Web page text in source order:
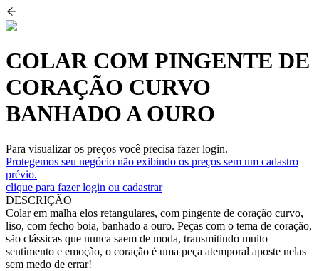
COLAR COM PINGENTE DE
CORAÇÃO CURVO
BANHADO A OURO
Para visualizar os preços você precisa fazer login.
Protegemos seu negócio não exibindo os preços sem um cadastro
prévio.
clique para fazer login ou cadastrar
DESCRIÇÃO
Colar em malha elos retangulares, com pingente de coração curvo,
liso, com fecho boia, banhado a ouro. Peças com o tema de coração,
são clássicas que nunca saem de moda, transmitindo muito
sentimento e emoção, o coração é uma peça atemporal aposte nelas
sem medo de errar!